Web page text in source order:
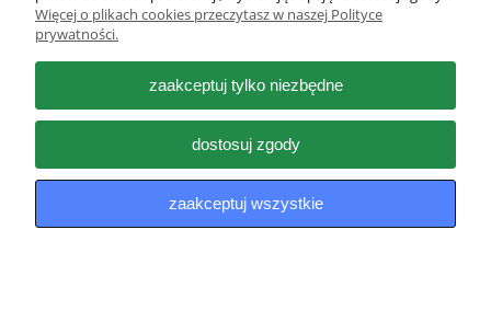
Moje konto
Płatności i dostawa
Informacje
O nas
Więcej o plikach cookies przeczytasz w naszej Polityce
prywatności.
zaakceptuj tylko niezbędne
dostosuj zgody
zaakceptuj wszystkie